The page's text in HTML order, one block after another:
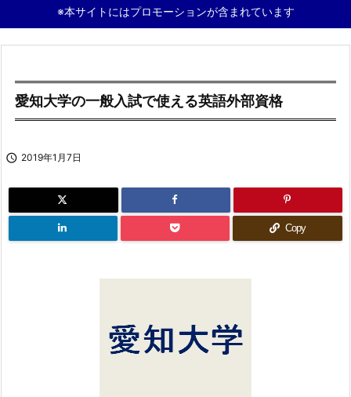
次へ

※本サイトにはプロモーションが含まれています
愛知大学の一般入試で使える英語外部資格
 2019年1月7日
Copy